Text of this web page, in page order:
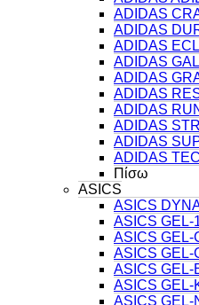
ADIDAS
ADIDAS
ADIDAS
ADIDAS
ADIDAS
ADIDAS
ADIDAS
ADIDAS
ADIDAS
ADIDAS
Πίσω
ASICS
ASICS
ASICS GEL-
ASICS GEL-
ASICS GEL-
ASICS GEL-
ASICS GEL-
ASICS GEL-